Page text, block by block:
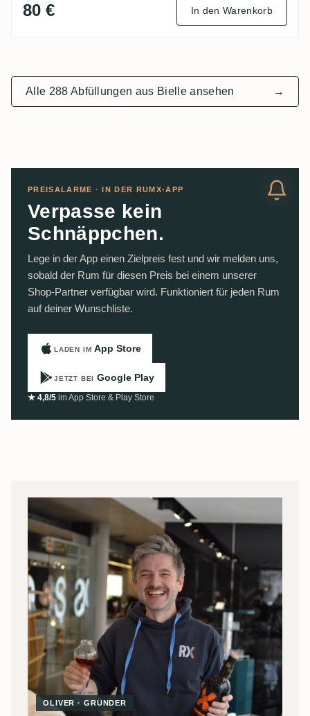
80 € In den Warenkorb
Alle 288 Abfüllungen aus Bielle ansehen →
PREISALARME · IN DER RUMX-APP
Verpasse kein
Schnäppchen.
Lege in der App einen Zielpreis fest und wir melden uns,
sobald der Rum für diesen Preis bei einem unserer
Shop-Partner verfügbar wird. Funktioniert für jeden Rum
auf deiner Wunschliste.
LADEN IM App Store
JETZT BEI Google Play
★ 4,8/5 im App Store & Play Store
OLIVER · GRÜNDER